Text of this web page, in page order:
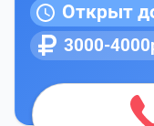
Открыт
3000-